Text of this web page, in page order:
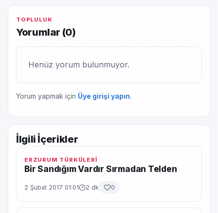
TOPLULUK
Yorumlar (0)
Henüz yorum bulunmuyor.
Yorum yapmak için Üye girişi yapın.
İlgili İçerikler
ERZURUM TÜRKÜLERİ
Bir Sandığım Vardır Sırmadan Telden
2 Şubat 2017 01:01 2 dk 0